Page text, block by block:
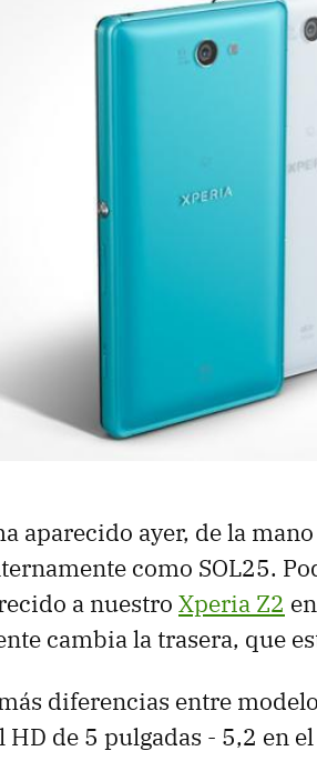
aparecido ayer, de la
como SOL25.
a nuestro Xperia Z2
cambia la trasera, que
diferencias entre
HD de 5 pulgadas - 5,2 en